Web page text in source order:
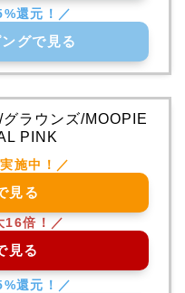
グで見る
ラウンズ/MOOPIE
PINK
見る
見る